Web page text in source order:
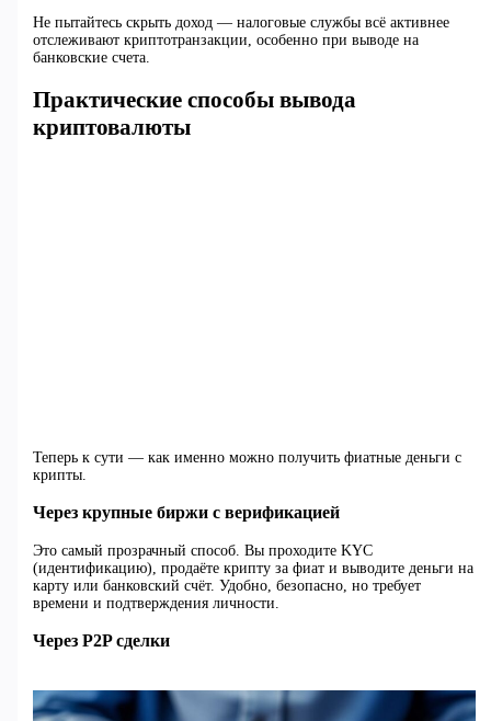
Не пытайтесь скрыть доход — налоговые службы всё активнее
отслеживают криптотранзакции, особенно при выводе на
банковские счета.
Практические способы вывода
криптовалюты
Теперь к сути — как именно можно получить фиатные деньги с
крипты.
Через крупные биржи с верификацией
Это самый прозрачный способ. Вы проходите KYC
(идентификацию), продаёте крипту за фиат и выводите деньги на
карту или банковский счёт. Удобно, безопасно, но требует
времени и подтверждения личности.
Через P2P сделки